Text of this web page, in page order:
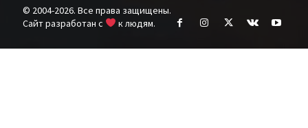
© 2004-2026. Все права защищены.
Cайт разработан с
к людям.